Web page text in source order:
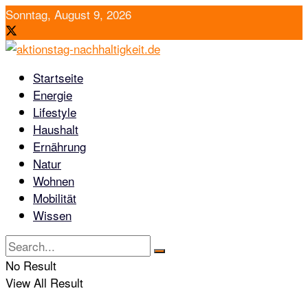
Sonntag, August 9, 2026
Startseite
Energie
Lifestyle
Haushalt
Ernährung
Natur
Wohnen
Mobilität
Wissen
No Result
View All Result